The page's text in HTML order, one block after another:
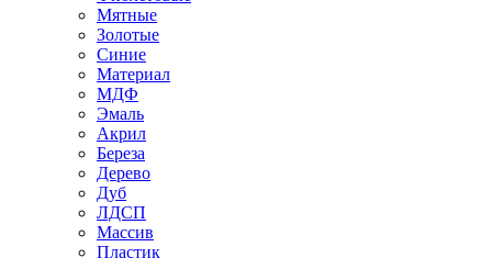
Мятные
Золотые
Синие
Материал
МДФ
Эмаль
Акрил
Береза
Дерево
Дуб
ЛДСП
Массив
Пластик